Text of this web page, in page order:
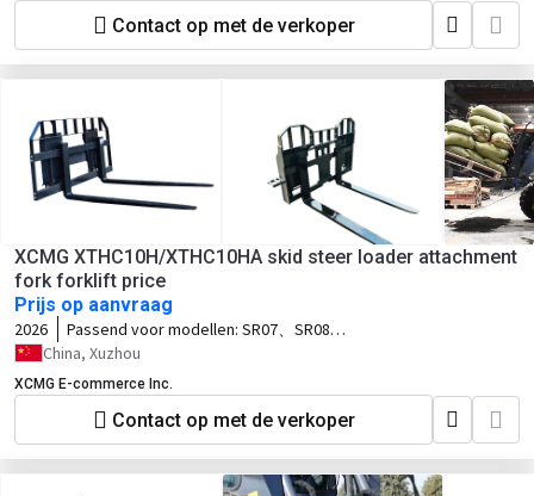
Contact op met de verkoper
XCMG XTHC10H/XTHC10HA skid steer loader attachment
fork forklift price
Prijs op aanvraag
2026 Passend voor modellen: SR07、SR08、
SR10、SR12、SV10、SV12、TV10、
China, Xuzhou
XCMG E-commerce Inc.
Contact op met de verkoper